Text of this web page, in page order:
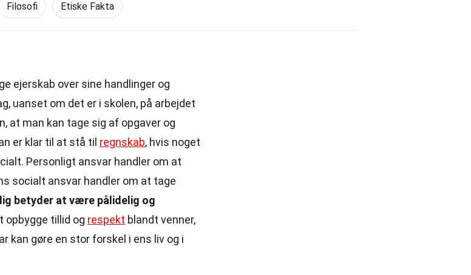
Filosofi Etiske Fakta
ejerskab over sine handlinger og
uanset om det er i skolen, på arbejdet
at man kan tage sig af opgaver og
er klar til at stå til regnskab, hvis noget
Personligt ansvar handler om at
socialt ansvar handler om at tage
betyder at være pålidelig og
opbygge tillid og respekt blandt venner,
kan gøre en stor forskel i ens liv og i